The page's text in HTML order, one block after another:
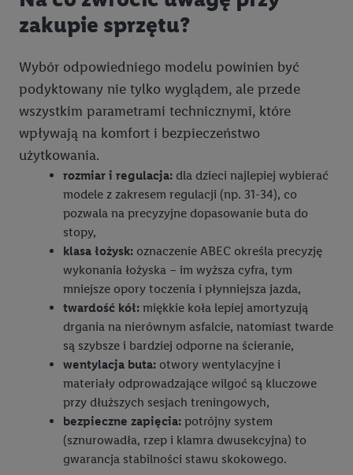
zakupie sprzętu?
Wybór odpowiedniego modelu powinien być
podyktowany nie tylko wyglądem, ale przede
wszystkim parametrami technicznymi, które
wpływają na komfort i bezpieczeństwo
użytkowania.
rozmiar i regulacja: dla dzieci najlepiej wybierać
modele z zakresem regulacji (np. 31-34), co
pozwala na precyzyjne dopasowanie buta do
stopy,
klasa łożysk: oznaczenie ABEC określa precyzję
wykonania łożyska – im wyższa cyfra, tym
mniejsze opory toczenia i płynniejsza jazda,
twardość kół: miękkie koła lepiej amortyzują
drgania na nierównym asfalcie, natomiast twarde
są szybsze i bardziej odporne na ścieranie,
wentylacja buta: otwory wentylacyjne i
materiały odprowadzające wilgoć są kluczowe
przy dłuższych sesjach treningowych,
bezpieczne zapięcia: potrójny system
(sznurowadła, rzep i klamra dwusekcyjna) to
gwarancja stabilności stawu skokowego.
Tworzenie spersonalizowanych reklam opiera się na
innych usług. Obejmuje to łączenie danych (np. dotyczących
korzystania z usług Lidl, zachowań zakupowych w usługach
Lidl, informacji z konta klienta - np. wieku lub płci - a także
dokładnych danych dotyczących lokalizacji), również przez
różne urządzenia końcowe i usługi Lidl, w tym
przechowywanie lub uzyskiwanie dostępu do informacji na
urządzeniach końcowych w celu tworzenia grup docelowych
(tzw. segmentów). W związku z personalizacją treści
marketingowych, przetwarzanie odbywa się również w celu
pomiaru wydajności/skuteczności reklamy, badania grup
docelowych, opracowywania ofert oraz zapewnienia
bezpieczeństwa technicznego i optymalizacji wyświetlania
konkretnych treści.
Jeśli użytkownik wyrazi zgodę w tym miejscu, a następnie
utworzy konto Lidl Plus lub zaloguje się na istniejące konto
Lidl Plus, możemy również użyć podanego tam adresu e-mail
jako współadministratorzy - wspólnie z jednym z wyżej
wymienionych partnerów w celu utworzenia specjalnego
identyfikatora internetowego (tzw. EUID), który możemy
następnie wykorzystać w podobny sposób jak poniżej opisany
identyfikator Utiq SA/NV ("Utiq"), aby rozpoznać użytkownika